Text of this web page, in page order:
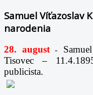
Samuel Víťazoslav
narodenia
28. august -
Tisovec –
publicista.